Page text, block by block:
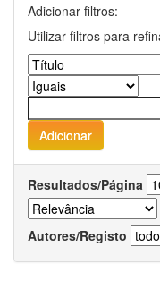
Adicionar filtros:
Utilizar filtros para
Resultados/Página
Autores/Registo